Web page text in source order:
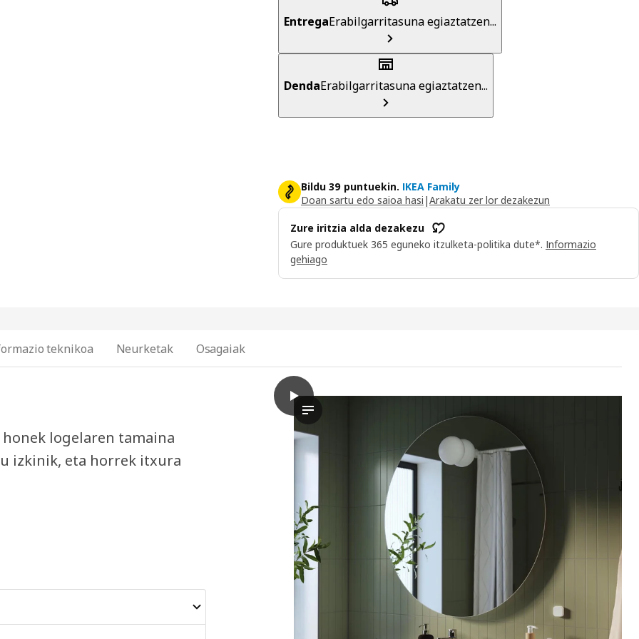
EntregaErabilgarritasuna egiaztatzen...
DendaErabilgarritasuna egiaztatzen...
Bildu 39 puntuekin. IKEA Family
Doan sartu edo saioa hasi |Arakatu zer lor dezakezun
Zure iritzia alda dezakezu
Gure produktuek 365 eguneko itzulketa-politika dute*. Informazio
gehiago
teknikoa Neurketak Osagaiak
logelaren tamaina
izkinik, eta horrek itxura
play
Bideoak ezaugarri berritzailea duen ispilu bat erakusten du:
FAXÄLVEN Argiztapen integratua duen ispilua, 100 cm